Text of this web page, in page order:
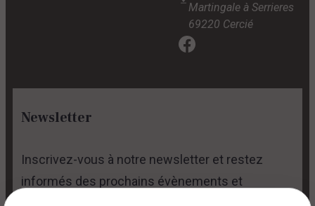
Martingale à Serrieres
69220 Cercié
Newsletter
Inscrivez-vous à notre newsletter et restez
informés des prochains évènements et